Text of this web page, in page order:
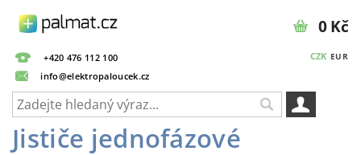
+420 476 112 100
info@elektropaloucek.cz
CZK EUR
0 Kč
Jističe jednofázové